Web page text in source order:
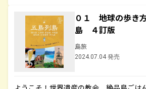
０１ 地球の歩
島 ４訂版
島旅
2024.07.04 発売